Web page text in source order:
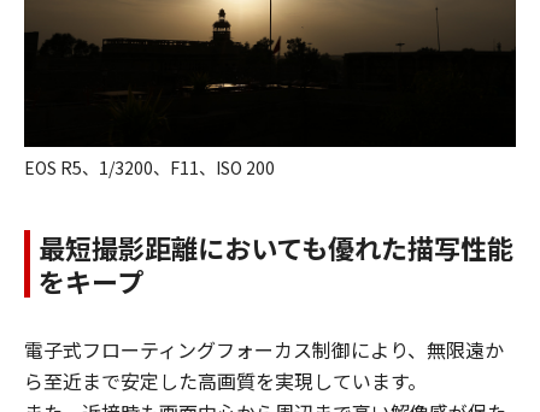
EOS R5、1/3200、F11、ISO 200
最短撮影距離においても優れた描写性能
をキープ
電子式フローティングフォーカス制御により、無限遠か
ら至近まで安定した高画質を実現しています。